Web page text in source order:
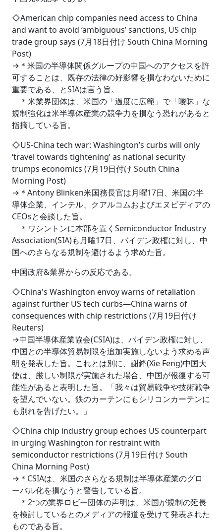
◇American chip companies need access to China
and want to avoid ‘ambiguous’ sanctions, US chip
trade group says (7月18日付け South China Morning
Post)
→＊米国の半導体関係グループの中国へのアクセスを許
可することは、既存の法律の好影響を損なわないために
重要である、とSIAは言う旨。
＊米業界団体は、米国の「過度に広範」で「曖昧」な
規制強化は米半導体産業の競争力を損なう恐れがあると
指摘している旨。
◇US-China tech war: Washington’s curbs will only
‘travel towards tightening’ as national security
trumps economics (7月19日付け South China
Morning Post)
→＊Antony Blinken米国務長官は月曜17日、米国の半
導体企業、インテル、クアルコムおよびエヌビディアの
CEOsと会談した旨。
＊ワシントンに本部を置くSemiconductor Industry
Association(SIA)も月曜17日、バイデン政権に対し、中
国へのさらなる規制を避けるよう求めた旨。
中国政府&業界からの反応である。
◇China's Washington envoy warns of retaliation
against further US tech curbs―China warns of
consequences with chip restrictions (7月19日付け
Reuters)
→中国半導体産業協会(CSIA)は、バイデン政権に対し、
中国との半導体貿易制限を追加実施しないよう求める声
明を発表した旨。これとは別に、謝鋒(Xie Feng)中国大
使は、厳しい制限が実施された場合、中国が報復する可
能性があると表明した旨。「我々は貿易戦争や技術戦争
を望んでいない。鉄のカーテンにもシリコンカーテンに
も別れを告げたい。」
◇China chip industry group echoes US counterpart
in urging Washington for restraint with
semiconductor restrictions (7月19日付け South
China Morning Post)
→＊CSIAは、米国のさらなる規制は半導体産業のグロ
ーバル化を損なうと警告している旨。
＊2つの業界ロビー団体の声明は、米国が規制の延長
を検討しているとのメディアの報道を受けて発表された
ものである旨。